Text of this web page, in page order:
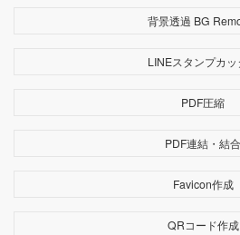
背景透過 BG
LINEスタンプカッ
PDF圧縮
PDF連結・結合
Favicon作成
QRコード作成